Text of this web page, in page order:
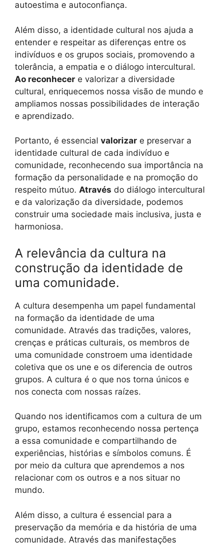
autoestima e autoconfiança.
Além disso, a identidade cultural nos ajuda a
entender e respeitar as diferenças entre os
indivíduos e os grupos sociais, promovendo a
tolerância, a empatia e o diálogo intercultural.
Ao reconhecer e valorizar a diversidade
cultural, enriquecemos nossa visão de mundo e
ampliamos nossas possibilidades de interação
e aprendizado.
Portanto, é essencial valorizar e preservar a
identidade cultural de cada indivíduo e
comunidade, reconhecendo sua importância na
formação da personalidade e na promoção do
respeito mútuo. Através do diálogo intercultural
e da valorização da diversidade, podemos
construir uma sociedade mais inclusiva, justa e
harmoniosa.
A relevância da cultura na
construção da identidade de
uma comunidade.
A cultura desempenha um papel fundamental
na formação da identidade de uma
comunidade. Através das tradições, valores,
crenças e práticas culturais, os membros de
uma comunidade constroem uma identidade
coletiva que os une e os diferencia de outros
grupos. A cultura é o que nos torna únicos e
nos conecta com nossas raízes.
Quando nos identificamos com a cultura de um
grupo, estamos reconhecendo nossa pertença
a essa comunidade e compartilhando de
experiências, histórias e símbolos comuns. É
por meio da cultura que aprendemos a nos
relacionar com os outros e a nos situar no
mundo.
Além disso, a cultura é essencial para a
preservação da memória e da história de uma
comunidade. Através das manifestações